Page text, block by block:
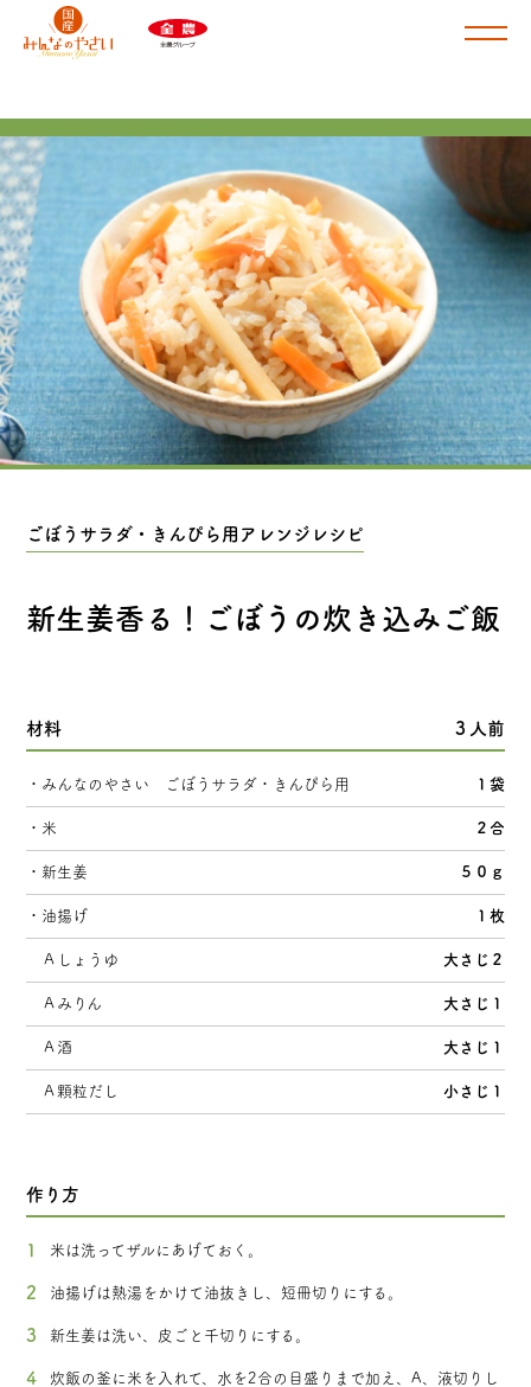
肉じゃが・カレー用
根菜スープ・筑前煮用
けんちん汁・豚汁用
ドライカレー・ミネストローネ用
さといも
皮付きじゃがいも
ごぼうサラダ・きんぴら用
ささがきごぼう
みんなのやさいができるまで
SNS
ごぼうサラダ・きんぴら用アレンジレシピ
新生姜香る！ごぼうの炊き込みご飯
材料 ３人前
・みんなのやさい ごぼうサラダ・きんぴら用 １袋
・米 ２合
・新生姜 ５０ｇ
・油揚げ １枚
Ａしょうゆ 大さじ２
Ａみりん 大さじ１
Ａ酒 大さじ１
Ａ顆粒だし 小さじ１
作り方
米は洗ってザルにあげておく。
油揚げは熱湯をかけて油抜きし、短冊切りにする。
新生姜は洗い、皮ごと千切りにする。
炊飯の釜に米を入れて、水を2合の目盛りまで加え、A、液切りし